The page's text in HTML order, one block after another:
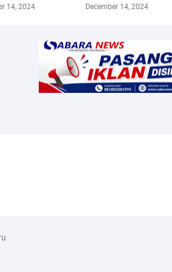
14, 2024 December 14, 2024